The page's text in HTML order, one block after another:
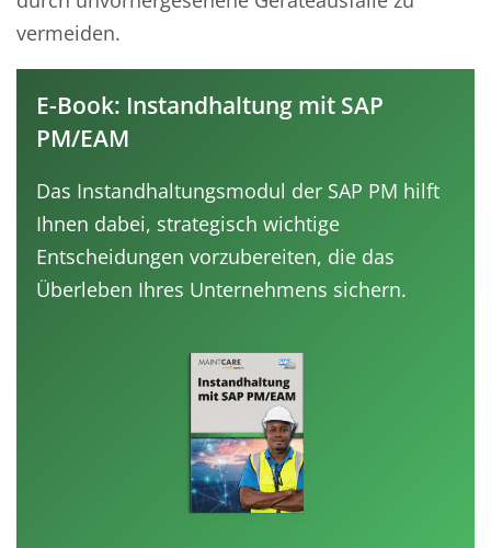
vermeiden.
E-Book: Instandhaltung mit SAP
PM/EAM
Das Instandhaltungsmodul der SAP PM hilft
Ihnen dabei, strategisch wichtige
Entscheidungen vorzubereiten, die das
Überleben Ihres Unternehmens sichern.